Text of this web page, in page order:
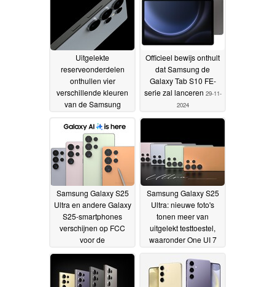
Uitgelekte
reserveonderdelen
onthullen vier
verschillende kleuren
van de Samsung
2024
Officieel bewijs onthult
dat Samsung de
Galaxy Tab S10 FE-
serie zal lanceren 29-11-
2024
Samsung Galaxy S25
Ultra en andere Galaxy
S25-smartphones
verschijnen op FCC
voor de
geruchtmakende
release in januari 2025
28-11-2024
Samsung Galaxy S25
Ultra: nieuwe foto's
tonen meer van
uitgelekt testtoestel,
waaronder One UI 7